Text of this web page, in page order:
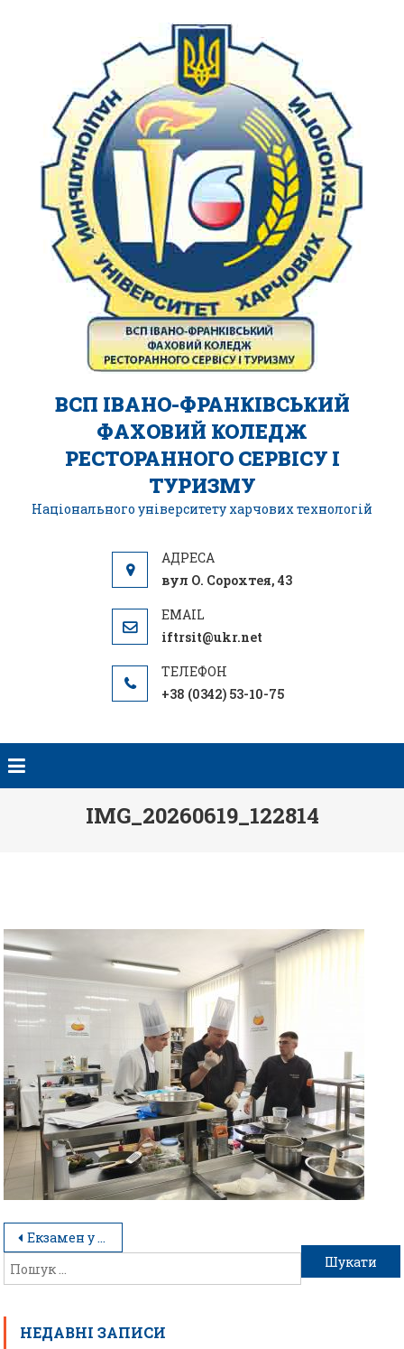
ВСП ІВАНО-ФРАНКІВСЬКИЙ
ФАХОВИЙ КОЛЕДЖ
РЕСТОРАННОГО СЕРВІСУ І
ТУРИЗМУ
Національного університету харчових технологій
вул О. Сорохтея, 43
iftrsit@ukr.net
+38 (0342) 53-10-75
IMG_20260619_122814
Екзамен у форматі справжнього ресторану
НЕДАВНІ ЗАПИСИ